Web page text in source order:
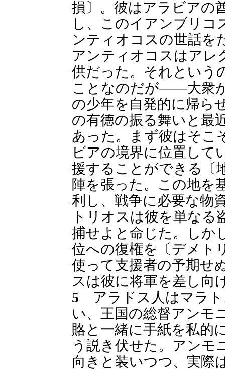
損〕。彼はアラビアの
し、このイアンブリ
ンティオコスの世話を
アンティオコスはアレ
供だった。それとい
ことなのだが――大衆
の少年を自発的に帰ら
の有徳の振る舞いと最
あった。まず彼はそこ
ビアの境界に位置して
援することができる〔
陣を張った。この地を
利し、戦争に必要な物
トリオスは彼を単なる
捕せよと命じた。しか
位への復権を〔デメト
使って支援者の予期せ
スは彼に将軍を差し向
5 アラドス人はマラト
い、王国の総督アンモ
賂と一緒に手紙を私的
う説き伏せた。アンモ
向きと装いつつ、実際